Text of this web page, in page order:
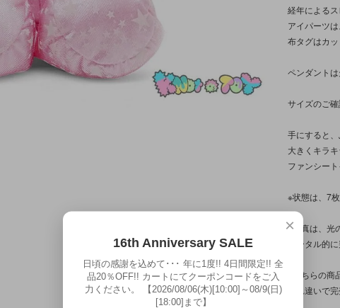
経年によるス
アイパーツ
布タグはカッ
ペンダントは
サイズのご確
手にすると
大きくキラ
ファンシー
※状態は、7
※写真は、光
トータル的
※こちらの
入れ違いで
×
16th Anniversary SALE
日頃の感謝を込めて･･･ 年に1度!! 4日間限定!! 全
品20％OFF!! カートにてクーポンコードをご入
力ください。 【2026/08/06(木)[10:00]～08/9(日)
[18:00]まで】